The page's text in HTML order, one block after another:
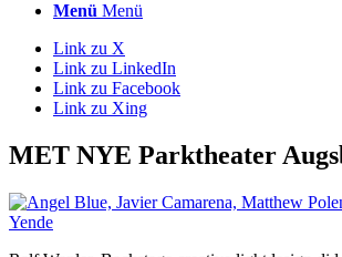
Menü Menü
Link zu X
Link zu LinkedIn
Link zu Facebook
Link zu Xing
MET NYE Parktheater